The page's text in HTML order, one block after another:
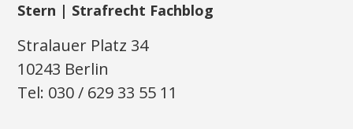
Stern | Strafrecht Fachblog
Stralauer Platz 34
10243 Berlin
Tel: 030 / 629 33 55 11